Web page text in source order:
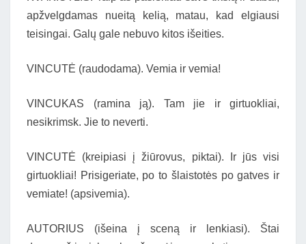
apžvelgdamas nueitą kelią, matau, kad elgiausi
teisingai. Galų gale nebuvo kitos išeities.
VINCUTĖ (raudodama). Vemia ir vemia!
VINCUKAS (ramina ją). Tam jie ir girtuokliai,
nesikrimsk. Jie to neverti.
VINCUTĖ (kreipiasi į žiūrovus, piktai). Ir jūs visi
girtuokliai! Prisigeriate, po to šlaistotės po gatves ir
vemiate! (apsivemia).
AUTORIUS (išeina į sceną ir lenkiasi). Štai